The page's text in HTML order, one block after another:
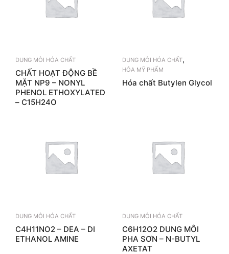
DUNG MÔI HÓA CHẤT
CHẤT HOẠT ĐỘNG BỀ
MẶT NP9 – NONYL
PHENOL ETHOXYLATED
– C15H24O
DUNG MÔI HÓA CHẤT,
HÓA MỸ PHẨM
Hóa chất Butylen Glycol
DUNG MÔI HÓA CHẤT
C4H11NO2 – DEA – DI
ETHANOL AMINE
DUNG MÔI HÓA CHẤT
C6H12O2 DUNG MÔI
PHA SƠN – N-BUTYL
AXETAT